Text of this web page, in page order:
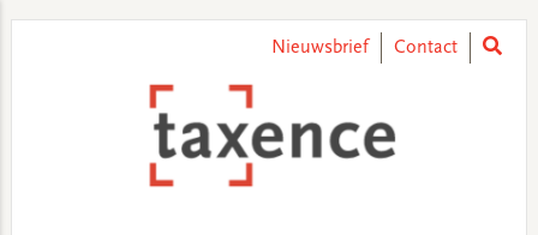
Nieuwsbrief Contact